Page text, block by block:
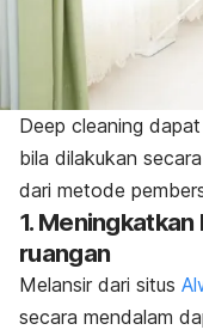
Deep cleaning
bila dilakukan
dari metode
1.
ruangan
Melansir dari situs
secara mendalam